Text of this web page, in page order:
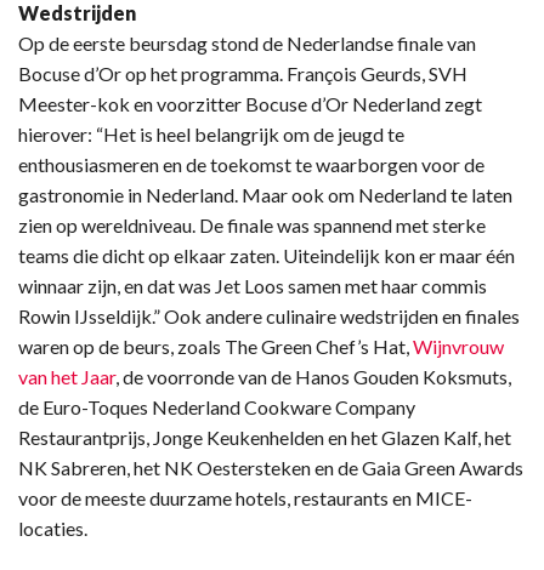
Wedstrijden
Op de eerste beursdag stond de Nederlandse finale van
Bocuse d’Or op het programma. François Geurds, SVH
Meester-kok en voorzitter Bocuse d’Or Nederland zegt
hierover: “Het is heel belangrijk om de jeugd te
enthousiasmeren en de toekomst te waarborgen voor de
gastronomie in Nederland. Maar ook om Nederland te laten
zien op wereldniveau. De finale was spannend met sterke
teams die dicht op elkaar zaten. Uiteindelijk kon er maar één
winnaar zijn, en dat was Jet Loos samen met haar commis
Rowin IJsseldijk.” Ook andere culinaire wedstrijden en finales
waren op de beurs, zoals The Green Chef’s Hat,Wijnvrouw
van het Jaar, de voorronde van de Hanos Gouden Koksmuts,
de Euro-Toques Nederland Cookware Company
Restaurantprijs, Jonge Keukenhelden en het Glazen Kalf, het
NK Sabreren, het NK Oestersteken en de Gaia Green Awards
voor de meeste duurzame hotels, restaurants en MICE-
locaties.